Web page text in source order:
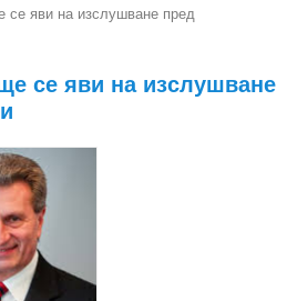
се яви на изслушване пред
се яви на изслушване